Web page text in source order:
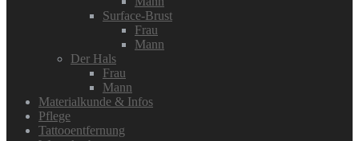
Surface-Brust
Frau
Mann
Der Hals
Frau
Mann
Materialkunde & Infos
Pflege
Tattooentfernung